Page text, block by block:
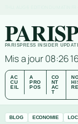
PARISPRESS INSIDER
Mis a jour 08:26
AC
CU
EIL
A
PRO
POS
CO
NT
AC
T
RE
BLOG ECONOMIE